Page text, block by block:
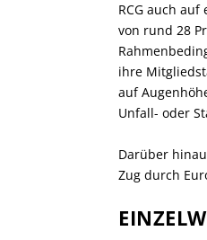
RCG auch
von rund 28
ihre
auf
Unfall- oder
Darüber
Zug durch